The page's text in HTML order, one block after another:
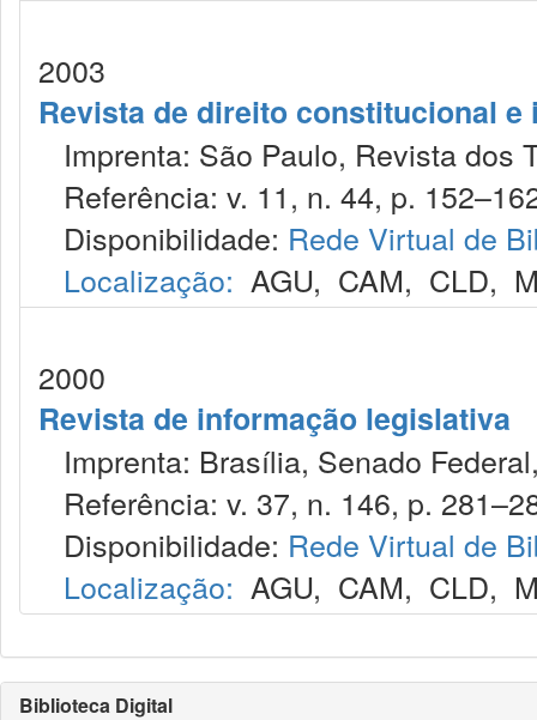
2003
Revista de direito constitucional e
Imprenta: São Paulo, Revista dos
Referência: v. 11, n. 44, p.
Disponibilidade: Rede Virtual de
Localização: AGU, CAM, CLD,
2000
Revista de informação legislativa
Imprenta: Brasília, Senado
Referência: v. 37, n. 146, p.
Disponibilidade: Rede Virtual de
Localização: AGU, CAM, CLD,
Biblioteca Digital